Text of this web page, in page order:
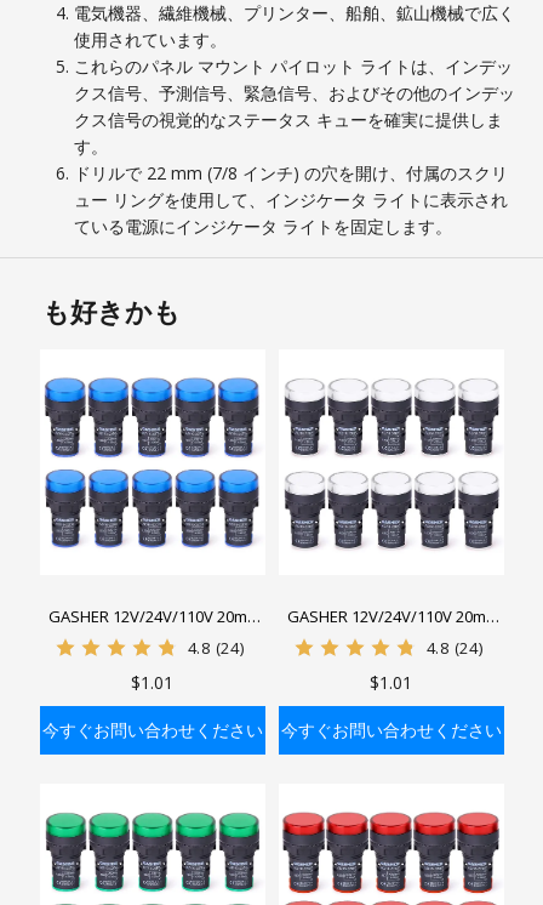
電気機器、繊維機械、プリンター、船舶、鉱山機械で広く
使用されています。
これらのパネル マウント パイロット ライトは、インデッ
クス信号、予測信号、緊急信号、およびその他のインデッ
クス信号の視覚的なステータス キューを確実に提供しま
す。
ドリルで 22 mm (7/8 インチ) の穴を開け、付属のスクリ
ュー リングを使用して、インジケータ ライトに表示され
ている電源にインジケータ ライトを固定します。
も好きかも
バッグに入れる
GASHER 12V/24V/110V 20mA
省エネ表示灯 取付穴サイズ
4.8 (24)
$1.01
今すぐお問い合わせください
バッグに入れる
GASHER 12V/24V/110V 20mA
省エネ表示灯 取付穴サイズ
4.8 (24)
$1.01
今すぐお問い合わせください